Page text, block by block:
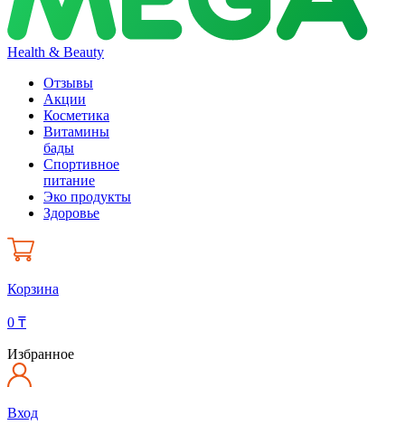
Health & Beauty
Отзывы
Акции
Косметика
Витамины
бады
Спортивное
питание
Эко продукты
Здоровье
Корзина
0 ₸
Избранное
Вход